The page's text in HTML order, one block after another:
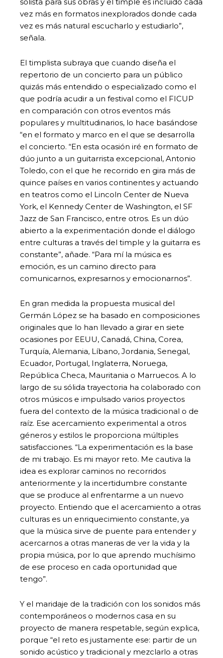
vez más en formatos inexplorados donde cada
vez es más natural escucharlo y estudiarlo”,
señala.
El timplista subraya que cuando diseña el
repertorio de un concierto para un público
quizás más entendido o especializado como el
que podría acudir a un festival como el FICUP
en comparación con otros eventos más
populares y multitudinarios, lo hace basándose
“en el formato y marco en el que se desarrolla
el concierto. “En esta ocasión iré en formato de
dúo junto a un guitarrista excepcional, Antonio
Toledo, con el que he recorrido en gira más de
quince países en varios continentes y actuando
en teatros como el Lincoln Center de Nueva
York, el Kennedy Center de Washington, el SF
Jazz de San Francisco, entre otros. Es un dúo
abierto a la experimentación donde el diálogo
entre culturas a través del timple y la guitarra es
constante”, añade. “Para mí la música es
emoción, es un camino directo para
comunicarnos, expresarnos y emocionarnos”.
En gran medida la propuesta musical del
Germán López se ha basado en composiciones
originales que lo han llevado a girar en siete
ocasiones por EEUU, Canadá, China, Corea,
Turquía, Alemania, Líbano, Jordania, Senegal,
Ecuador, Portugal, Inglaterra, Noruega,
República Checa, Mauritania o Marruecos. A lo
largo de su sólida trayectoria ha colaborado con
otros músicos e impulsado varios proyectos
fuera del contexto de la música tradicional o de
raíz. Ese acercamiento experimental a otros
géneros y estilos le proporciona múltiples
satisfacciones. “La experimentación es la base
de mi trabajo. Es mi mayor reto. Me cautiva la
idea es explorar caminos no recorridos
anteriormente y la incertidumbre constante
que se produce al enfrentarme a un nuevo
proyecto. Entiendo que el acercamiento a otras
culturas es un enriquecimiento constante, ya
que la música sirve de puente para entender y
acercarnos a otras maneras de ver la vida y la
propia música, por lo que aprendo muchísimo
de ese proceso en cada oportunidad que
tengo”.
Y el maridaje de la tradición con los sonidos más
contemporáneos o modernos casa en su
proyecto de manera respetable, según explica,
porque “el reto es justamente ese: partir de un
sonido acústico y tradicional y mezclarlo a otras